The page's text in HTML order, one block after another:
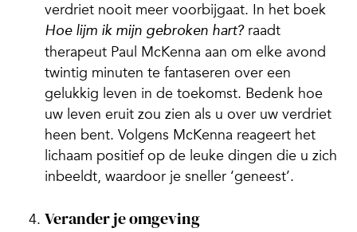
verdriet nooit meer voorbijgaat. In het boek
Hoe lijm ik mijn gebroken hart?raadt
therapeut Paul McKenna aan om elke avond
twintig minuten te fantaseren over een
gelukkig leven in de toekomst. Bedenk hoe
uw leven eruit zou zien als u over uw verdriet
heen bent. Volgens McKenna reageert het
lichaam positief op de leuke dingen die u zich
inbeeldt, waardoor je sneller ‘geneest’.
Verander je omgeving